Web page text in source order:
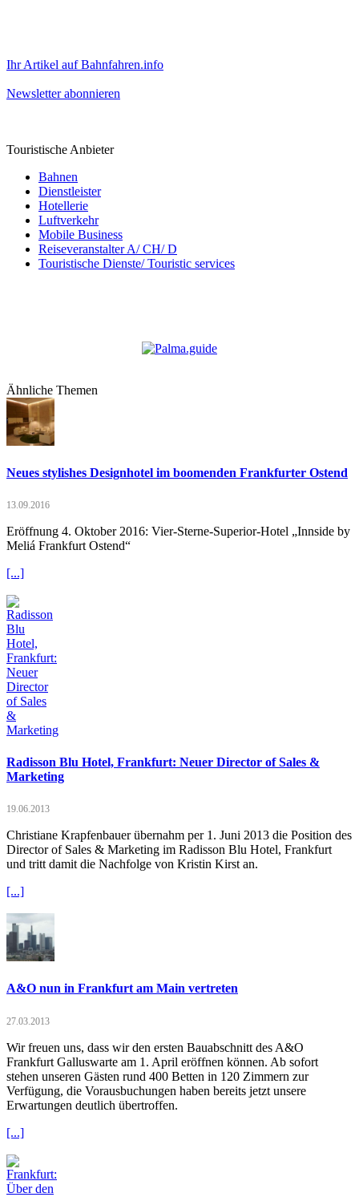
Ihr Artikel auf Bahnfahren.info
Newsletter abonnieren
Touristische Anbieter
Bahnen
Dienstleister
Hotellerie
Luftverkehr
Mobile Business
Reiseveranstalter A/ CH/ D
Touristische Dienste/ Touristic services
Ähnliche Themen
Neues stylishes Designhotel im boomenden Frankfurter Ostend
13.09.2016
Eröffnung 4. Oktober 2016: Vier-Sterne-Superior-Hotel „Innside by
Meliá Frankfurt Ostend“
[...]
Radisson Blu Hotel, Frankfurt: Neuer Director of Sales &
Marketing
19.06.2013
Christiane Krapfenbauer übernahm per 1. Juni 2013 die Position des
Director of Sales & Marketing im Radisson Blu Hotel, Frankfurt
und tritt damit die Nachfolge von Kristin Kirst an.
[...]
A&O nun in Frankfurt am Main vertreten
27.03.2013
Wir freuen uns, dass wir den ersten Bauabschnitt des A&O
Frankfurt Galluswarte am 1. April eröffnen können. Ab sofort
stehen unseren Gästen rund 400 Betten in 120 Zimmern zur
Verfügung, die Vorausbuchungen haben bereits jetzt unsere
Erwartungen deutlich übertroffen.
[...]